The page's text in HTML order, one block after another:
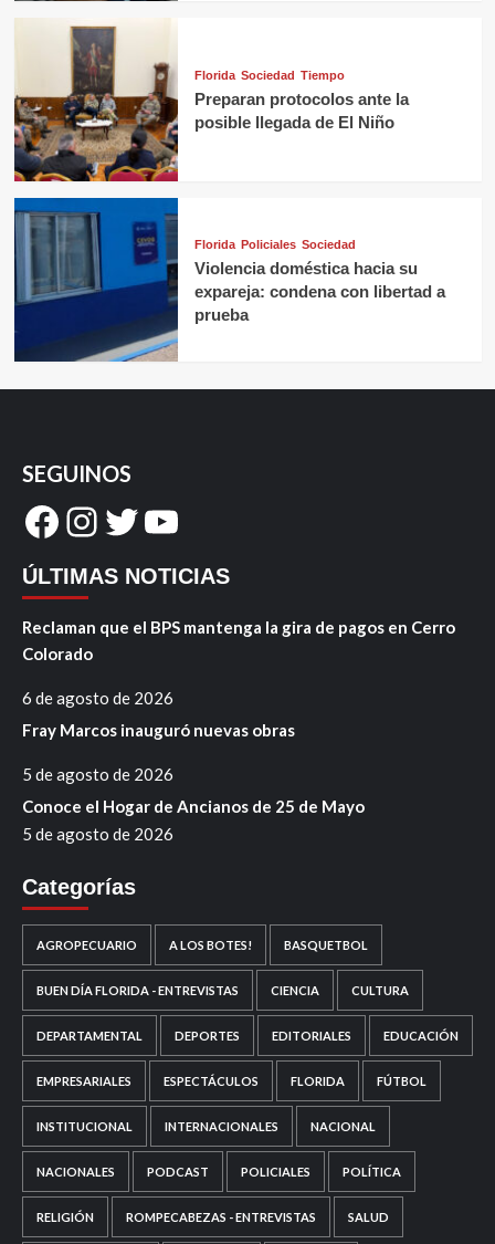
Florida Sociedad Tiempo
Preparan protocolos ante la
posible llegada de El Niño
Florida Policiales Sociedad
Violencia doméstica hacia su
expareja: condena con libertad a
prueba
SEGUINOS
Facebook
Instagram
Twitter
YouTube
ÚLTIMAS NOTICIAS
Reclaman que el BPS mantenga la gira de pagos en Cerro
Colorado
6 de agosto de 2026
Fray Marcos inauguró nuevas obras
5 de agosto de 2026
Conoce el Hogar de Ancianos de 25 de Mayo
5 de agosto de 2026
Categorías
AGROPECUARIO A LOS BOTES! BASQUETBOL
BUEN DÍA FLORIDA - ENTREVISTAS CIENCIA CULTURA
DEPARTAMENTAL DEPORTES EDITORIALES EDUCACIÓN
EMPRESARIALES ESPECTÁCULOS FLORIDA FÚTBOL
INSTITUCIONAL INTERNACIONALES NACIONAL
NACIONALES PODCAST POLICIALES POLÍTICA
RELIGIÓN ROMPECABEZAS - ENTREVISTAS SALUD